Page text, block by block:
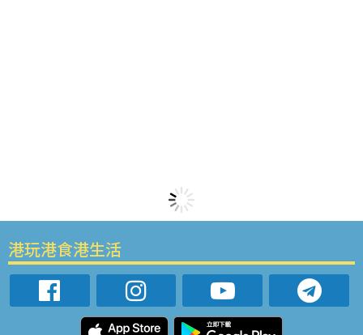
港玩港食港生活